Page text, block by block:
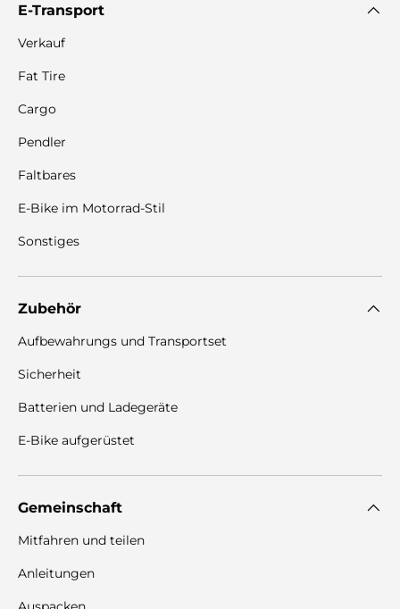
E-Transport
Verkauf
Fat Tire
Cargo
Pendler
Faltbares
E-Bike im Motorrad-Stil
Sonstiges
Zubehör
Aufbewahrungs und Transportset
Sicherheit
Batterien und Ladegeräte
E-Bike aufgerüstet
Gemeinschaft
Mitfahren und teilen
Anleitungen